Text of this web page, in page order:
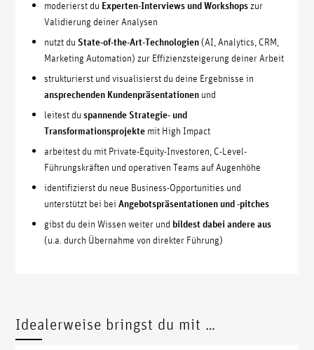
moderierst du Experten-Interviews und Workshops zur
Validierung deiner Analysen
nutzt du State-of-the-Art-Technologien(AI, Analytics, CRM,
Marketing Automation) zur Effizienzsteigerung deiner Arbeit
strukturierst und visualisierst du deine Ergebnisse in
ansprechenden Kundenpräsentationen und
leitest duspannende Strategie- und
Transformationsprojekte mit High Impact
arbeitest du mit Private-Equity-Investoren, C-Level-
Führungskräften und operativen Teams auf Augenhöhe
identifizierst du neue Business-Opportunities und
unterstützt bei bei Angebotspräsentationen und -pitches
gibst du dein Wissen weiter und bildest dabei andere aus
(u.a. durch Übernahme von direkter Führung)
Idealerweise bringst du mit …